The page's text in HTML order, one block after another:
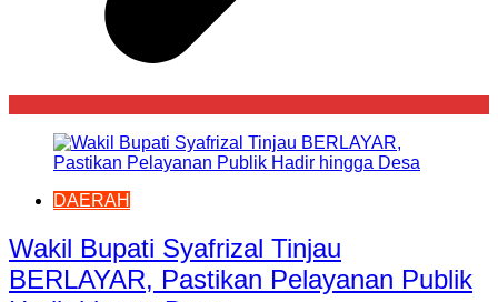
DAERAH
Wakil Bupati Syafrizal Tinjau
BERLAYAR, Pastikan Pelayanan Publik